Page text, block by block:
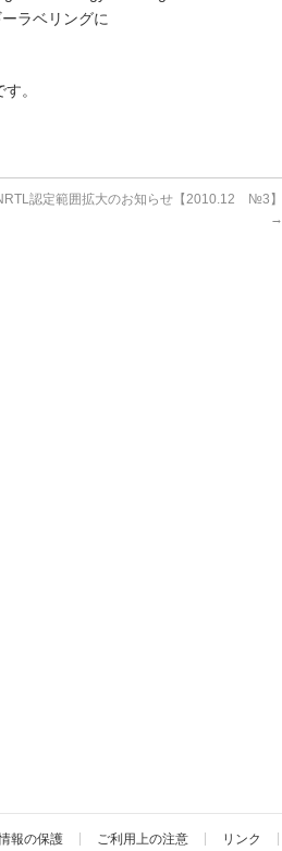
ラベリングに
。
認定範囲拡大のお知らせ【2010.12 №3】
→
報の保護 ご利用上の注意 リンク